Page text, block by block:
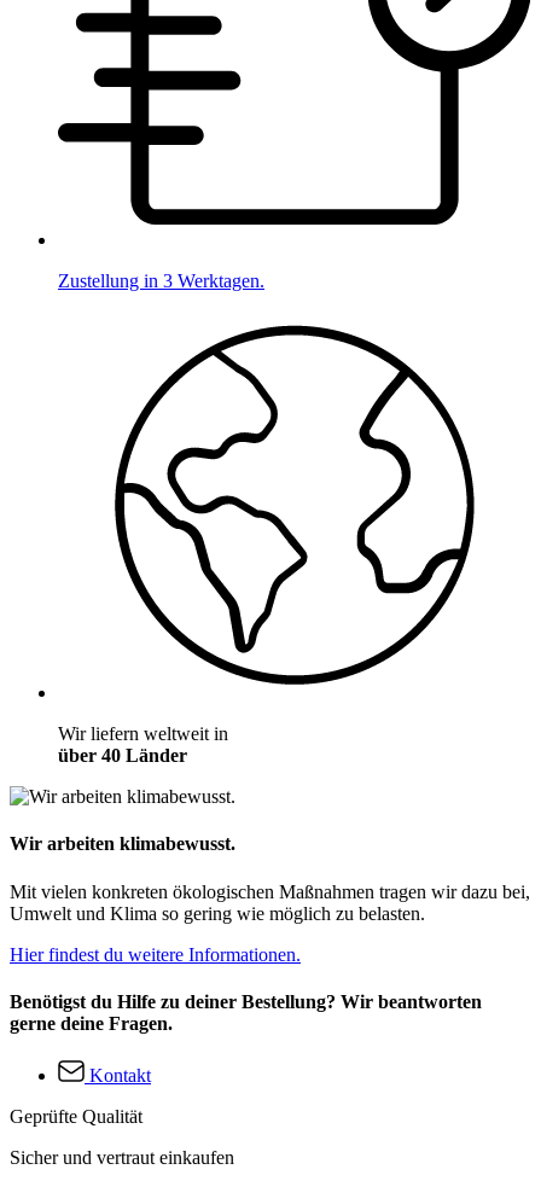
Zustellung in 3 Werktagen.
Wir liefern weltweit in
über 40 Länder
Wir arbeiten klimabewusst.
Mit vielen konkreten ökologischen Maßnahmen tragen wir dazu bei,
Umwelt und Klima so gering wie möglich zu belasten.
Hier findest du weitere Informationen.
Benötigst du Hilfe zu deiner Bestellung? Wir beantworten
gerne deine Fragen.
Kontakt
Geprüfte Qualität
Sicher und vertraut einkaufen